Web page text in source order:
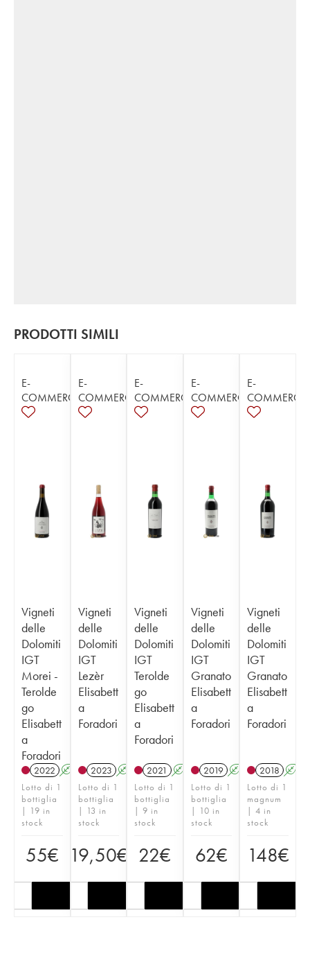
PRODOTTI SIMILI
E-
COMMERCE
Vigneti
delle
Dolomiti
IGT
Morei -
Terolde
go
Elisabett
a
Foradori
2022 A K
Lotto di 1
bottiglia
| 19 in
stock
55€
E-
COMMERCE
Vigneti
delle
Dolomiti
IGT
Lezèr
Elisabett
a
Foradori
2023 A K
Lotto di 1
bottiglia
| 13 in
stock
19,50€
E-
COMMERCE
Vigneti
delle
Dolomiti
IGT
Terolde
go
Elisabett
a
Foradori
2021 A K
Lotto di 1
bottiglia
| 9 in
stock
22€
E-
COMMERCE
Vigneti
delle
Dolomiti
IGT
Granato
Elisabett
a
Foradori
2019 A K
Lotto di 1
bottiglia
| 10 in
stock
62€
E-
COMMERCE
Vigneti
delle
Dolomiti
IGT
Granato
Elisabett
a
Foradori
2018 A
Lotto di 1
magnum
| 4 in
stock
148€